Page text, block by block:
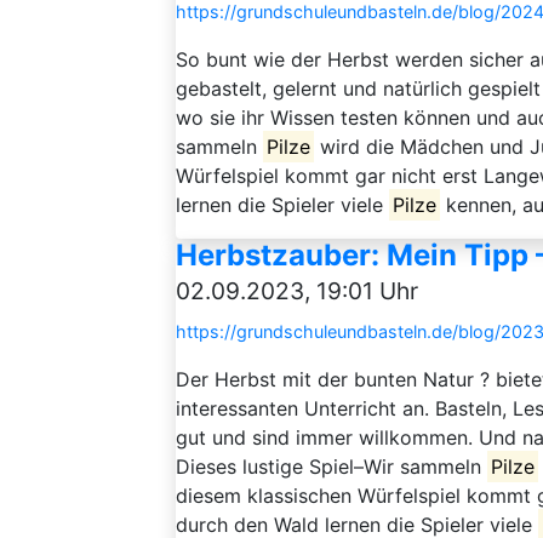
https://grundschuleundbasteln.de/blog/
So bunt wie der Herbst werden sicher
gebastelt, gelernt und natürlich
wo sie ihr Wissen testen können und
sammeln Pilze wird die Mädchen und
Würfelspiel kommt gar nicht erst
lernen die Spieler viele Pilze kennen,
Herbstzauber: Mein Tipp
02.09.2023, 19:01 Uhr
https://grundschuleundbasteln.de/blog/
Der Herbst mit der bunten Natur ?
interessanten Unterricht an. Basteln,
gut und sind immer willkommen. Und
Dieses lustige Spiel–Wir sammeln Pilze
diesem klassischen Würfelspiel
durch den Wald lernen die Spieler viele